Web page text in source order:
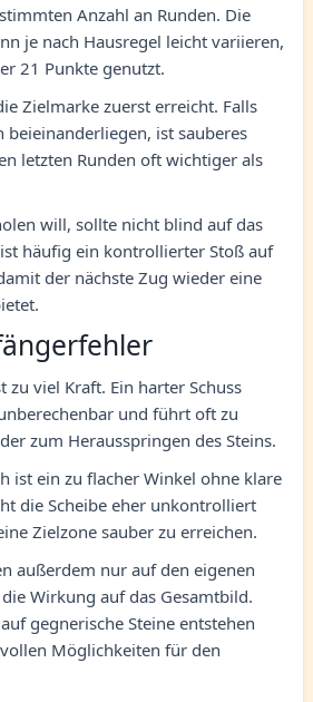
Anzahl an Runden. Die
je nach Hausregel leicht variieren,
21 Punkte genutzt.
Zielmarke zuerst erreicht. Falls
beieinanderliegen, ist sauberes
letzten Runden oft wichtiger als
will, sollte nicht blind auf das
häufig ein kontrollierter Stoß auf
der nächste Zug wieder eine
zu viel Kraft. Ein harter Schuss
und führt oft zu
zum Herausspringen des Steins.
ist ein zu flacher Winkel ohne klare
die Scheibe eher unkontrolliert
Zielzone sauber zu erreichen.
außerdem nur auf den eigenen
Wirkung auf das Gesamtbild.
gegnerische Steine entstehen
Möglichkeiten für den